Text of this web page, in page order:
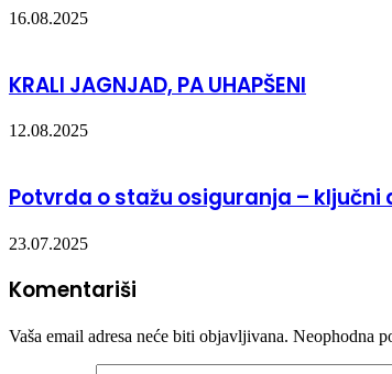
16.08.2025
KRALI JAGNJAD, PA UHAPŠENI
12.08.2025
Potvrda o stažu osiguranja –
23.07.2025
Komentariši
Vaša email adresa neće biti objavljivana. Neophodna